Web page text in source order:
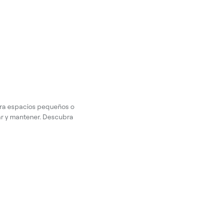
espacios pequeños o
y mantener. Descubra